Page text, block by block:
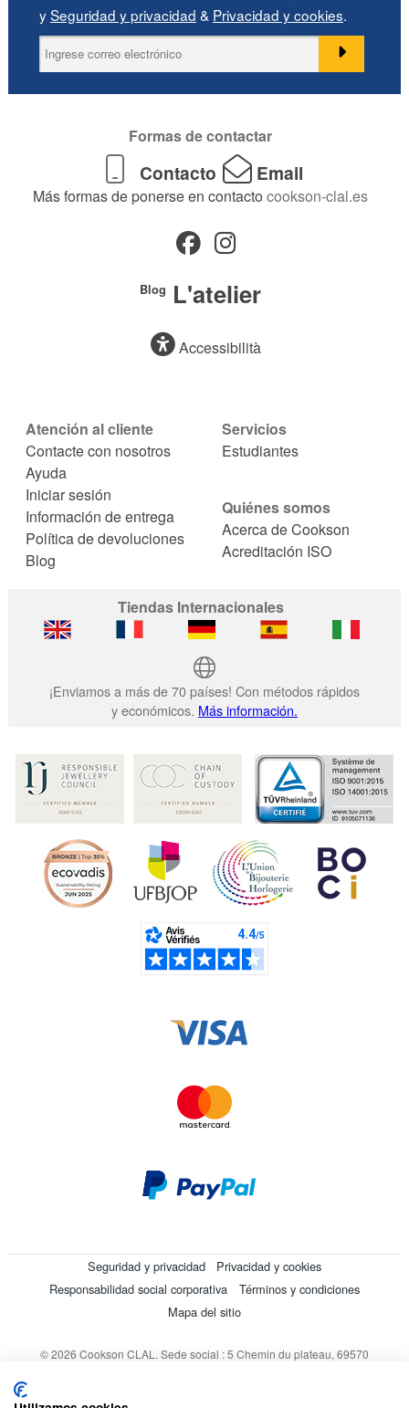
ySeguridad y privacidad & Privacidad y cookies.
Formas de contactar
Contacto Email
Más formas de ponerse en contacto cookson-clal.es
Blog L'atelier
Accessibilità
Atención al cliente
Contacte con nosotros
Ayuda
Iniciar sesión
Información de entrega
Política de devoluciones
Blog
Servicios
Estudiantes
Quiénes somos
Acerca de Cookson
Acreditación ISO
Tiendas Internacionales
¡Enviamos a más de 70 países! Con métodos rápidos
y económicos. Más información.
Seguridad y privacidad
Privacidad y cookies
Responsabilidad social corporativa
Términos y condiciones
Mapa del sitio
© 2026 Cookson CLAL. Sede social : 5 Chemin du plateau, 69570